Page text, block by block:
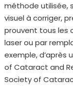
méthode utilisée,
visuel à corriger,
prouvent tous les
laser ou par
exemple, d’après
of Cataract and
Society of